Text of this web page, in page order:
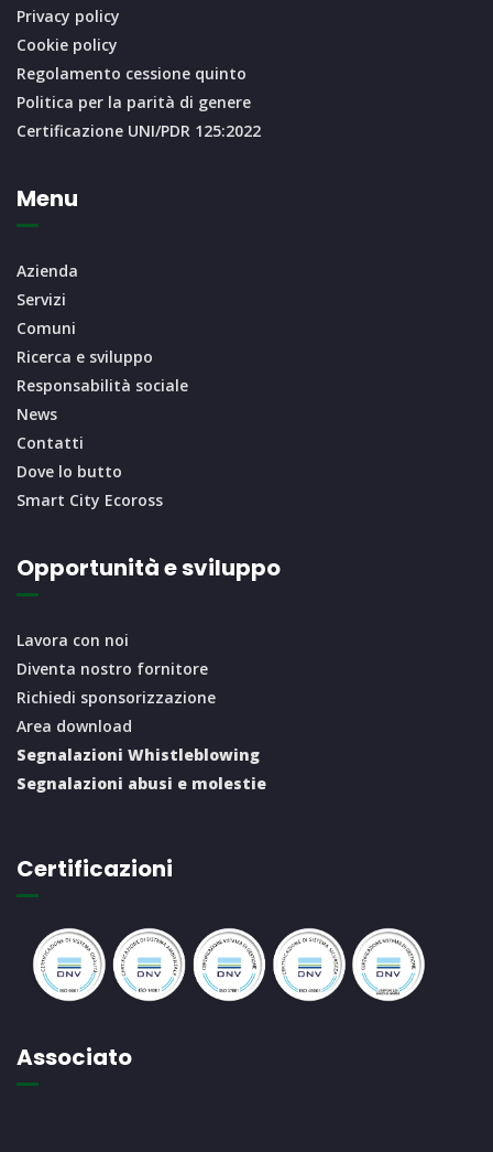
Privacy policy
Cookie policy
Regolamento cessione quinto
Politica per la parità di genere
Certificazione UNI/PDR 125:2022
Menu
Azienda
Servizi
Comuni
Ricerca e sviluppo
Responsabilità sociale
News
Contatti
Dove lo butto
Smart City Ecoross
Opportunità e sviluppo
Lavora con noi
Diventa nostro fornitore
Richiedi sponsorizzazione
Area download
Segnalazioni Whistleblowing
Segnalazioni abusi e molestie
Certificazioni
Associato